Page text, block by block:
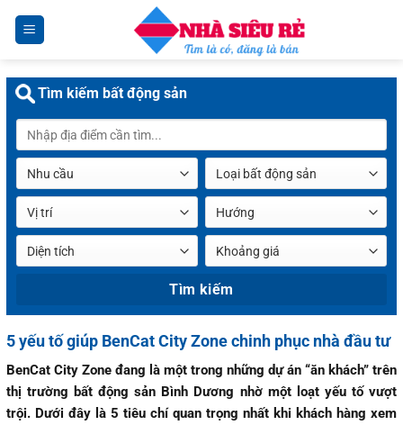
dung
5 yếu tố giúp BenCat City Zone chinh phục nhà đầu tư
BenCat City Zone đang là một trong những dự án “ăn khách” trên
thị trường bất động sản Bình Dương nhờ một loạt yếu tố vượt
trội. Dưới đây là 5 tiêu chí quan trọng nhất khi khách hàng xem
Tìm kiếm bất động sản